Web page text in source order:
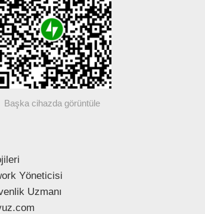
Başka cihazda görüntüle
Yöneticisi
Uzmanı